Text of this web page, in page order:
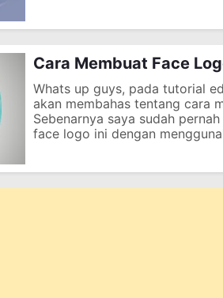
Cara Membuat Face
Whats up guys, pada tutorial
akan membahas tentang cara
Sebenarnya saya sudah
face logo ini dengan